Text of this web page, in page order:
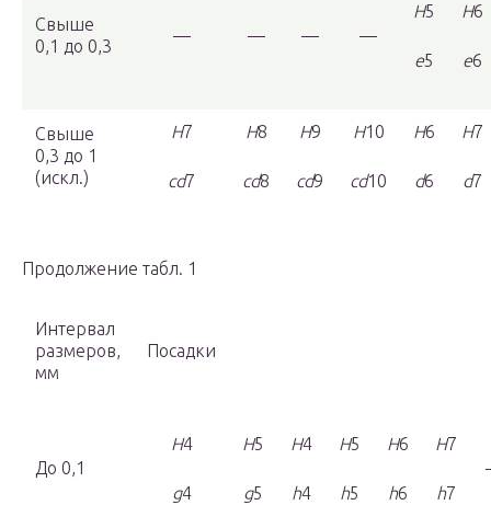
Свыше
0,1 до 0,3
— — — —
H5
e5
H6
e6
Свыше
0,3 до 1
(искл.)
H7
cd7
H8
cd8
H9
cd9
H10
cd10
H6
d6
H7
d7
Продолжение табл. 1
Интервал
размеров,
мм
Посадки
До 0,1
H4
g4
H5
g5
H4
h4
H5
h5
H6
h6
H7
h7